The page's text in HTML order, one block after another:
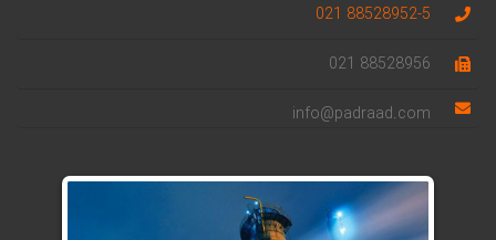
88528952-5 021
88528956 021
info@padraad.com